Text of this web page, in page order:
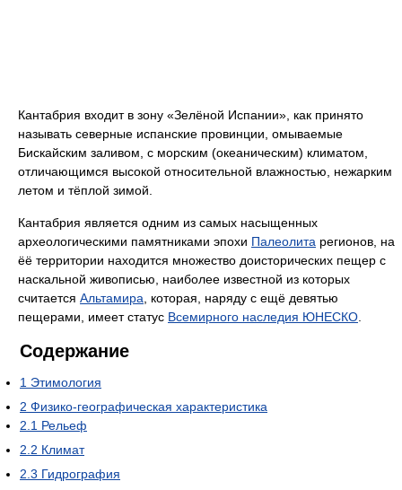
Кантабрия входит в зону «Зелёной Испании», как принято
называть северные испанские провинции, омываемые
Бискайским заливом, с морским (океаническим) климатом,
отличающимся высокой относительной влажностью, нежарким
летом и тёплой зимой.
Кантабрия является одним из самых насыщенных
археологическими памятниками эпохи Палеолита регионов, на
ёё территории находится множество доисторических пещер с
наскальной живописью, наиболее известной из которых
считается Альтамира , которая, наряду с ещё девятью
пещерами, имеет статус Всемирного наследия ЮНЕСКО
Содержание
1 Этимология
2 Физико-географическая характеристика
2.1 Рельеф
2.2 Климат
2.3 Гидрография